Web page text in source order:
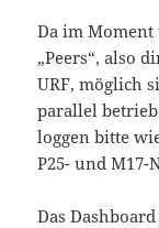
Da im Moment
„Peers“, also
URF, möglich
parallel
loggen bitte
P25- und M17-
Das